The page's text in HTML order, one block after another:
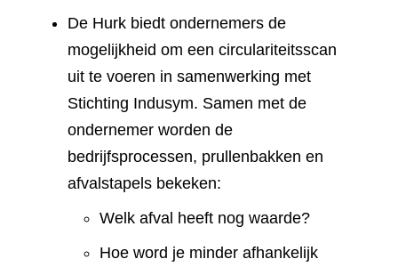
De Hurk biedt ondernemers de
mogelijkheid om een circulariteitsscan
uit te voeren in samenwerking met
Stichting Indusym. Samen met de
ondernemer worden de
bedrijfsprocessen, prullenbakken en
afvalstapels bekeken:
Welk afval heeft nog waarde?
Hoe word je minder afhankelijk